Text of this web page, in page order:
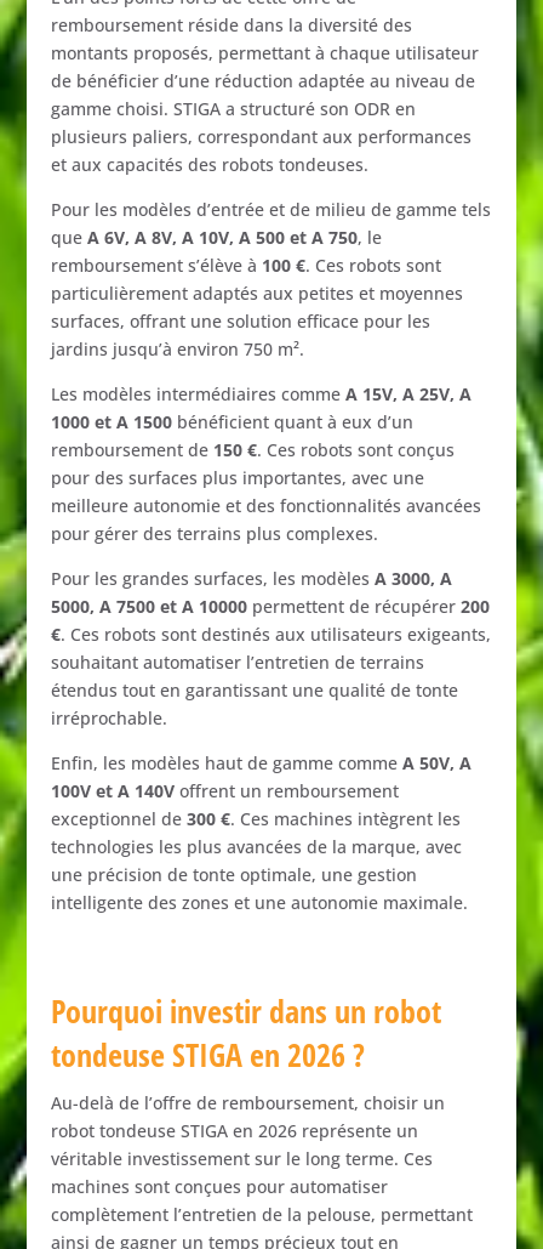
remboursement résidedans ladiversitédes
montants proposés, permettantàchaque utilisateur
de bénéficierd’une réductionadaptéeau niveaude
gammechoisi.STIGAastructuréson ODRen
plusieurs paliers,correspondantaux performances
etauxcapacitésdes robotstondeuses.
Pour les modèlesd’entréeetde milieudegammetels
queA6V,A8V,A 10V,A500etA750, le
remboursements’élèveà 100 €. Ces robotssont
particulièrementadaptésaux petiteset moyennes
surfaces,offrant unesolutionefficace pour les
jardins jusqu’àenviron750 m².
Les modèles intermédiairescommeA 15V,A25V,A
1000etA 1500 bénéficientquantàeuxd’un
remboursementde 150 €. Ces robotssontconçus
pourdessurfaces plus importantes,avec une
meilleureautonomieetdesfonctionnalitésavancées
pourgérerdesterrains pluscomplexes.
Pour lesgrandessurfaces, les modèlesA3000,A
5000,A7500etA 10000 permettentde récupérer200
€. Ces robotssontdestinésaux utilisateursexigeants,
souhaitantautomatiser l’entretiendeterrains
étendustoutengarantissant unequalitédetonte
irréprochable.
Enfin, les modèles hautdegammecommeA50V,A
100VetA 140V offrent un remboursement
exceptionnelde300 €. Ces machines intègrent les
technologies les plusavancéesde la marque,avec
une précisiondetonteoptimale, unegestion
intelligentedeszoneset uneautonomie maximale.
Pourquoi investirdans un robot
tondeuseSTIGAen 2026 ?
Au-delàde l’offrede remboursement,choisir un
robottondeuseSTIGAen2026 représente un
véritable investissementsur le longterme. Ces
machinessontconçues pourautomatiser
complètement l’entretiende la pelouse, permettant
ainsidegagner untemps précieuxtouten